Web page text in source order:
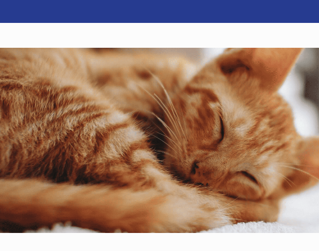
الكورية
الروسية
اليونانية
التشيكية
البوكمالية النرويجية
السويدية
السلافية
السلوفانية